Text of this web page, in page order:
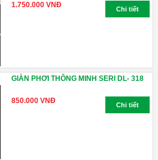
1.750.000 VNĐ Chi tiết
GIÀN PHƠI THÔNG MINH SERI DL- 318
850.000 VNĐ Chi tiết